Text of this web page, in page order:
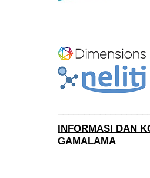
INFORMASI DAN
GAMALAMA